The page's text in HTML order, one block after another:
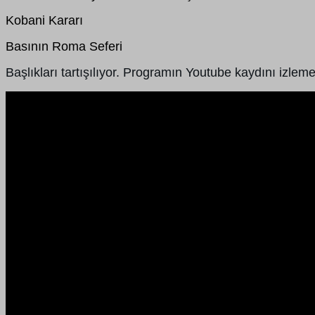
Kobani Kararı
Basının Roma Seferi
Başlıkları tartışılıyor. Programın Youtube kaydını